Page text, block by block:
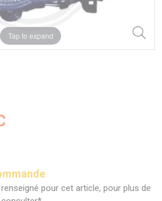
Tap to expand
pour cet article, pour plus de